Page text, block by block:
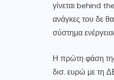
γίνεται behind
ανάγκες του δε
σύστημα
Η πρώτη φάση
δισ. ευρώ με τη